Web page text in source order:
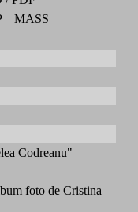
– MASS
Codreanu"
foto de Cristina